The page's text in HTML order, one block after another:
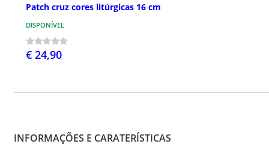
Patch cruz cores litúrgicas 16 cm
DISPONÍVEL
€ 24,90
INFORMAÇÕES E CARATERÍSTICAS